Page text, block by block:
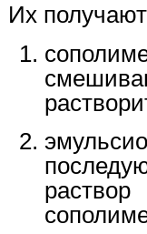
Их
раствор